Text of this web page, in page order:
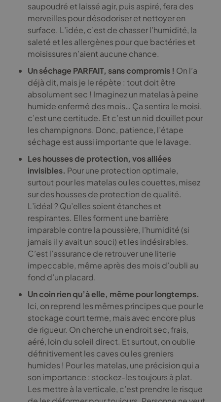
saupoudré et laissé agir, puis aspiré, fera des
merveilles pour désodoriser et nettoyer en
surface. L’idée, c’est de chasser l’humidité, la
saleté et les allergènes pour que bactéries et
moisissures n’aient aucune chance.
Un séchage PARFAIT, sans compromis ! On l’a
déjà dit, mais je le répète : tout doit être
absolument sec ! Imaginez un matelas à peine
humide enfermé des mois… Ça sentira le moisi,
c’est une certitude. Et c’est un nid douillet pour
les champignons. Donc, patience, l’étape
séchage est aussi importante que le lavage.
Les housses de protection, vos alliées
invisibles. Pour une protection optimale,
surtout pour les matelas ou les couettes, misez
sur des housses de protection de qualité.
L’idéal ? Qu’elles soient étanches et
respirantes. Elles forment une barrière
imparable contre la poussière, l’humidité (si
jamais il y avait un souci) et les indésirables.
C’est l’assurance de retrouver une literie
impeccable, même après des mois d’oubli au
fond d’un placard.
Un coin rien qu’à elle, même pour longtemps.
Ici, on reprend les mêmes principes que pour le
stockage court terme, mais avec encore plus
de rigueur. On cherche un endroit sec, frais,
aéré, loin du soleil direct. Et surtout, on oublie
définitivement les caves ou les greniers
humides ! Pour les matelas, une précision qui a
son importance : stockez-les toujours à plat.
Les mettre à la verticale, c’est prendre le risque